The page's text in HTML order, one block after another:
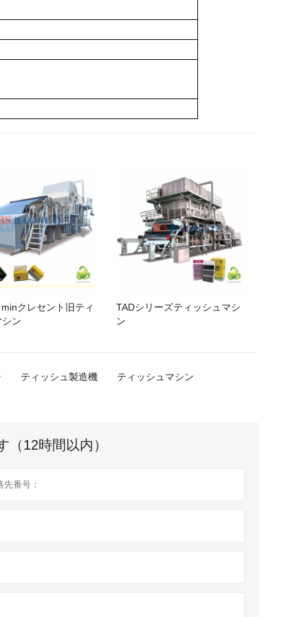
クレセント旧ティ
ン
TADシリーズティッシュマシ
ン
ティッシュ製造機 ティッシュマシン
12時間以内）